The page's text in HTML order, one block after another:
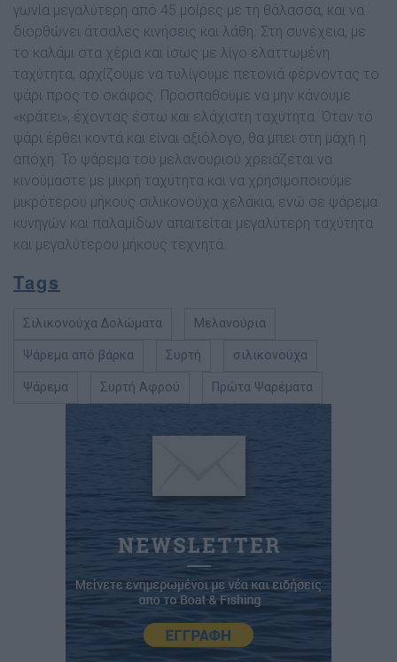
γωνία µεγαλύτερη από 45 µοίρες µε τη θάλασσα, και να
διορθώνει άτσαλες κινήσεις και λάθη. Στη συνέχεια, µε
το καλάµι στα χέρια και ίσως µε λίγο ελαττωμένη
ταχύτητα, αρχίζουµε να τυλίγουµε πετονιά φέρνοντας το
ψάρι προς το σκάφος. Προσπαθούµε να µην κάνουµε
«κράτει», έχοντας έστω και ελάχιστη ταχύτητα. Όταν το
ψάρι έρθει κοντά και είναι αξιόλογο, θα µπει στη µάχη η
απόχη. Το ψάρεµα του µελανουριού χρειάζεται να
κινούµαστε µε µικρή ταχύτητα και να χρησιµοποιούµε
µικρότερου µήκους σιλικονούχα χελάκια, ενώ σε ψάρεµα
κυνηγών και παλαµίδων απαιτείται µεγαλύτερη ταχύτητα
και µεγαλύτερου µήκους τεχνητά.
Tags
Σιλικονούχα Δολώματα Μελανούρια
Ψάρεμα από βάρκα Συρτή σιλικονούχα
Ψάρεμα Συρτή Αφρού Πρώτα Ψαρέματα